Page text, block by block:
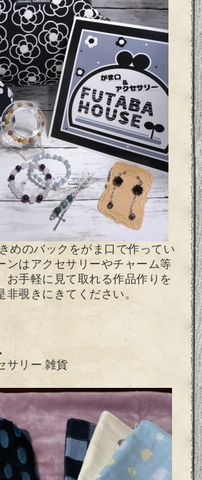
めのバックをがま口で作ってい
ンはアクセサリーやチャーム等
お手軽に見て取れる作品作りを
非覗きにきてください。
サリー.雑貨